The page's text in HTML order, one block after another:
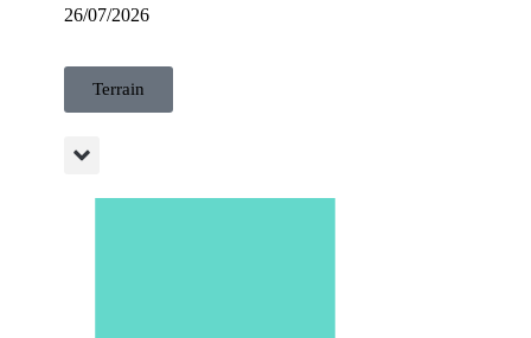
26/07/2026
Terrain